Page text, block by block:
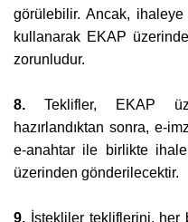
görülebilir. Ancak,
kullanarak EKAP
zorunludur.
8. Teklifler, EKAP
hazırlandıktan sonra, e-
e-anahtar ile birlikte
üzerinden gönderilecektir.
9. İstekliler tekliflerini,